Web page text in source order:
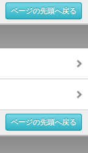
ページの先頭へ戻る
ページの先頭へ戻る